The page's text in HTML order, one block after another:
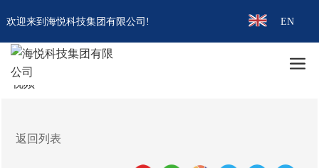
欢迎来到海悦科技集团有限公司! EN
首页 视频介绍 视频 毕节北站，120秒完成停车取车
视频
返回列表